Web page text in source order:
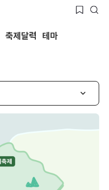
축제달력 테마